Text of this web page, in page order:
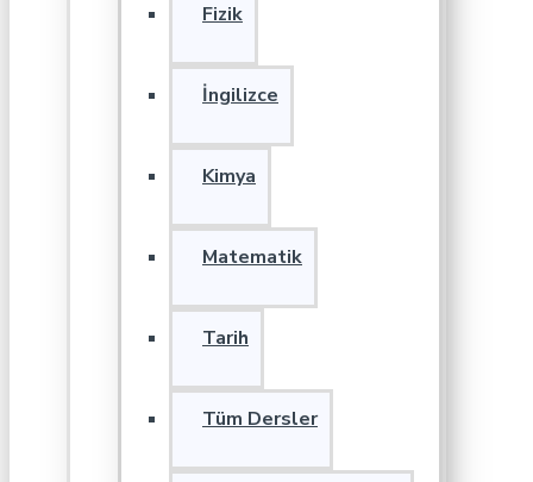
Fizik
İngilizce
Kimya
Matematik
Tarih
Tüm Dersler